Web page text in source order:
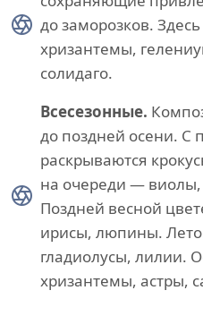
до заморозков.
хризантемы,
солидаго.
Всесезонные.
до поздней осени. С
раскрываются
на очереди —
Поздней весной
ирисы, люпины.
гладиолусы, лилии.
хризантемы, астры,